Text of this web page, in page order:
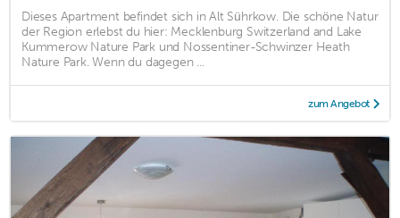
Dieses Apartment befindet sich in Alt Sührkow. Die schöne Natur
der Region erlebst du hier: Mecklenburg Switzerland and Lake
Kummerow Nature Park und Nossentiner-Schwinzer Heath
Nature Park. Wenn du dagegen ...
zum Angebot